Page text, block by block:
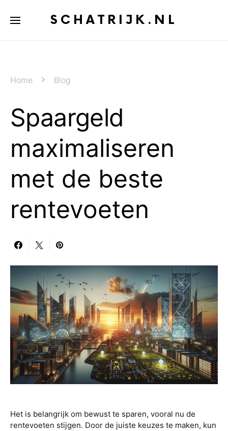
SCHATRIJK.NL
Home Blog
Spaargeld
maximaliseren
met de beste
rentevoeten
Het is belangrijk om bewust te sparen, vooral nu de
rentevoeten stijgen. Door de juiste keuzes te maken, kun